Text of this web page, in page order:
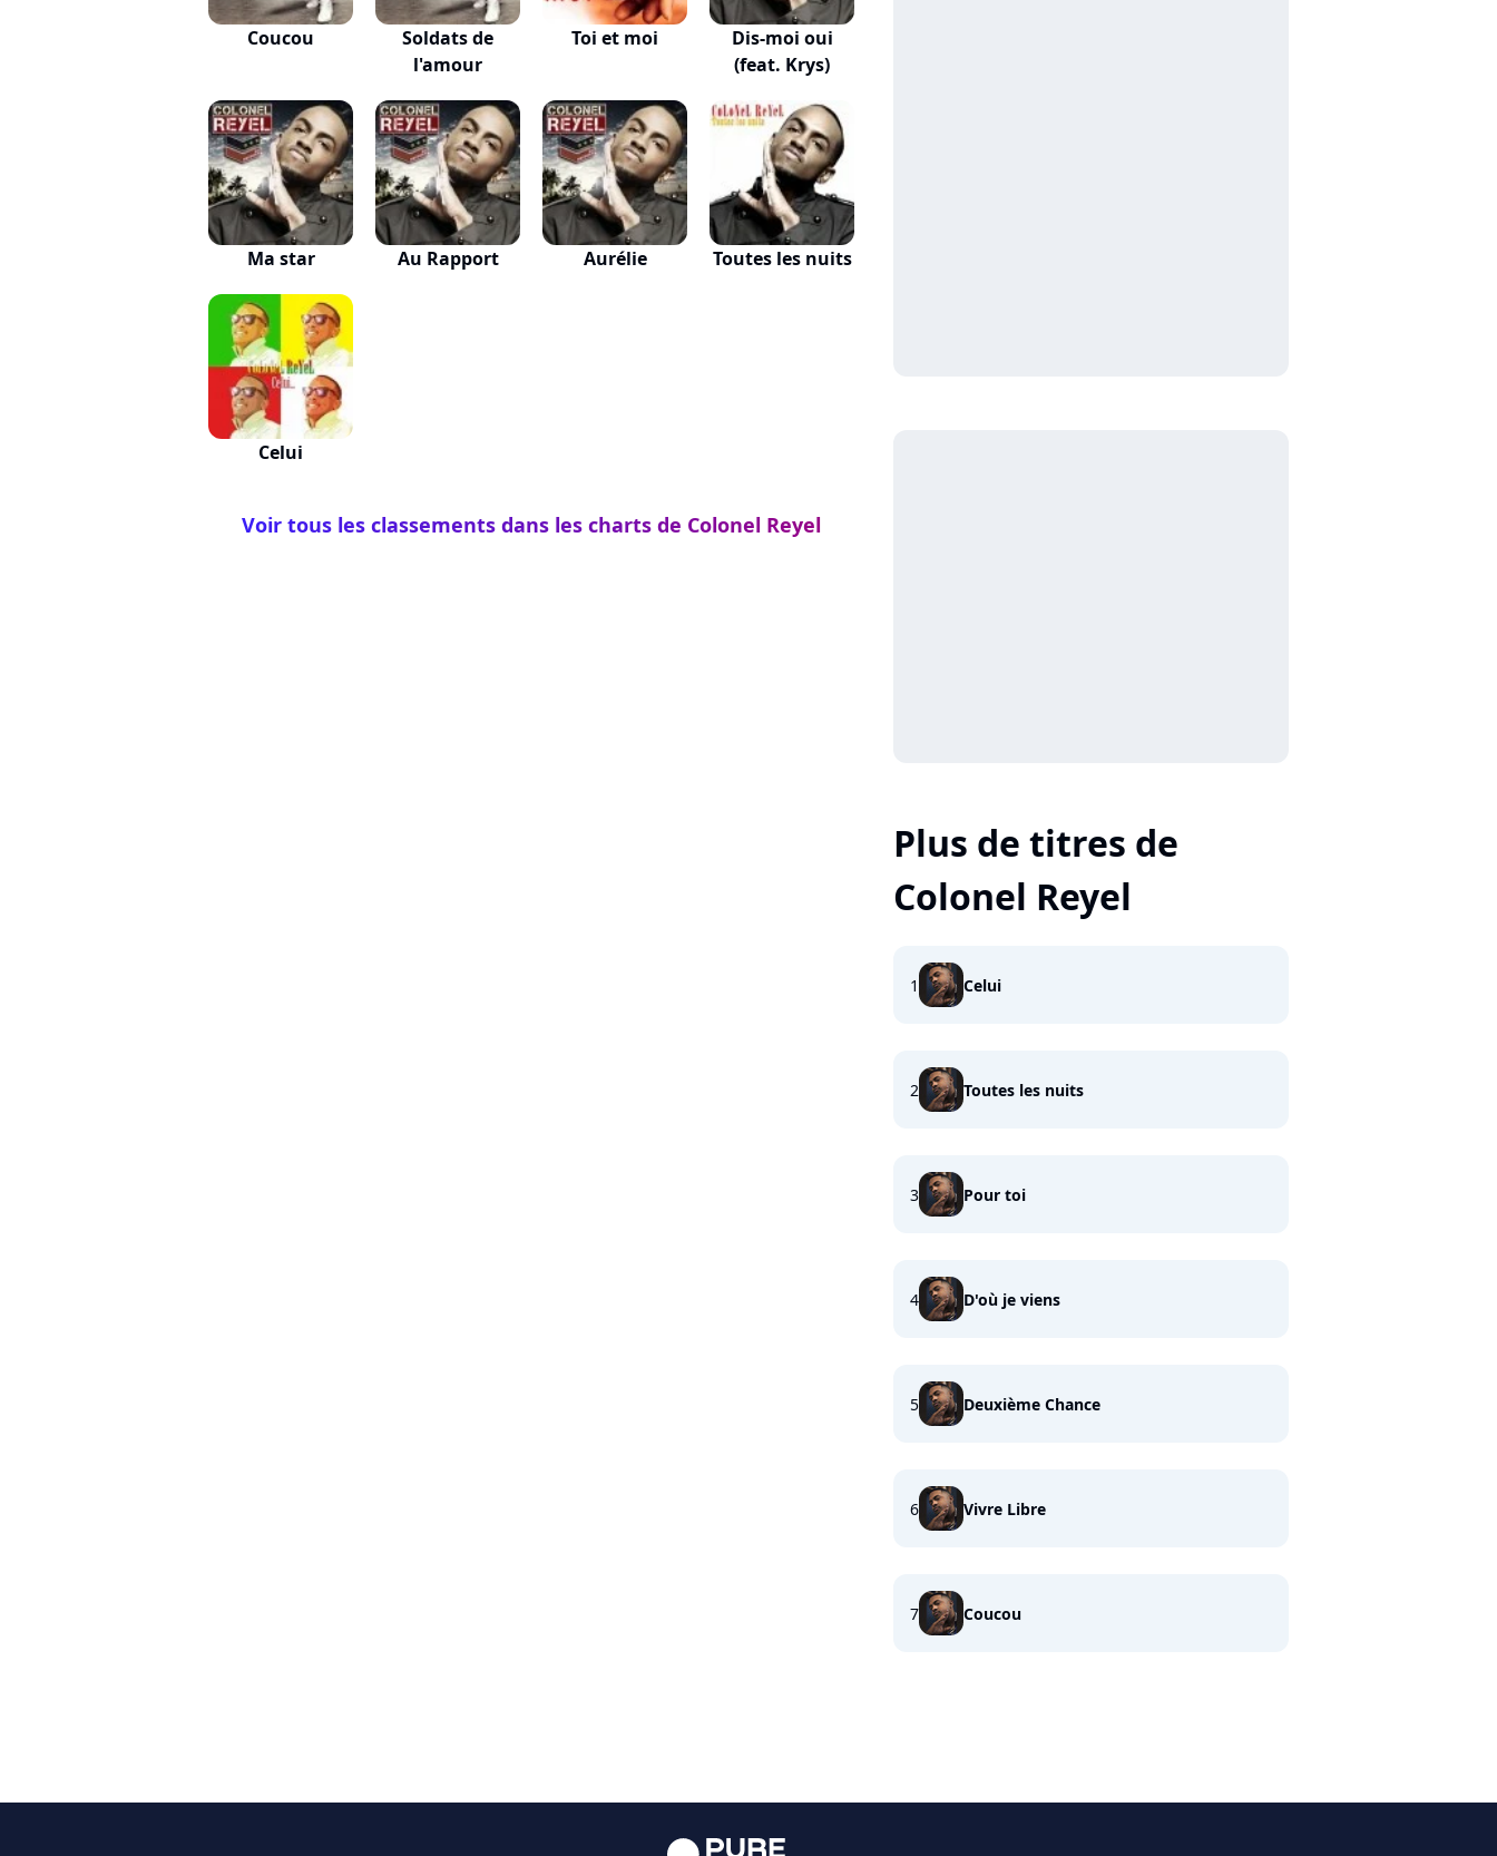
Coucou
Soldats de
l'amour
Toi et moi
Dis-moi oui
(feat. Krys)
Ma star Au Rapport Aurélie Toutes les nuits
Celui
Voir tous les classements dans les charts de Colonel Reyel
Plus de titres de
Colonel Reyel
1 Celui
2 Toutes les nuits
3 Pour toi
4 D'où je viens
5 Deuxième Chance
6 Vivre Libre
7 Coucou